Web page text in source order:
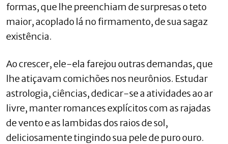
formas, que lhe preenchiam de surpresas o teto
maior, acoplado lá no firmamento, de sua sagaz
existência.
Ao crescer, ele-ela farejou outras demandas, que
lhe atiçavam comichões nos neurônios. Estudar
astrologia, ciências, dedicar-se a atividades ao ar
livre, manter romances explícitos com as rajadas
de vento e as lambidas dos raios de sol,
deliciosamente tingindo sua pele de puro ouro.